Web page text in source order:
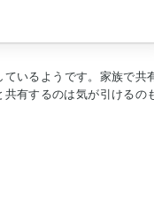
いるようです。家族で共
有するのは気が引けるの